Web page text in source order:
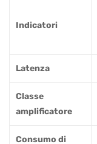
Indicatori
Latenza
Classe
amplificatore
Consumo di